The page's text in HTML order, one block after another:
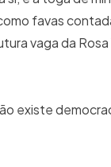
favas
vaga da
existe